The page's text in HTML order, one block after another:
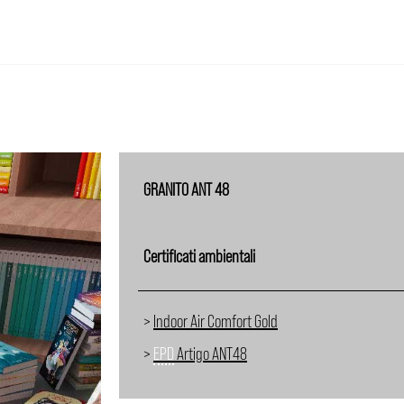
GRANITO ANT 48
Certificati ambientali
> Indoor Air Comfort Gold
> EPD Artigo ANT48